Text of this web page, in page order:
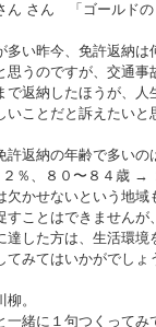
ん さん 「ゴールド
多い昨今、免許返納は
思うのですが、交通事
で返納したほうが、
ことだと訴えたいと
返納の年齢で多いの
％、８０〜８４歳 →
欠かせないという地域
ことはできませんが、
した方は、生活環境
みてはいかがでしょ
。
一緒に１句つくってみ